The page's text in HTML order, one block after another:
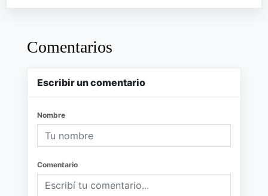
Comentarios
Escribir un comentario
Nombre
Comentario